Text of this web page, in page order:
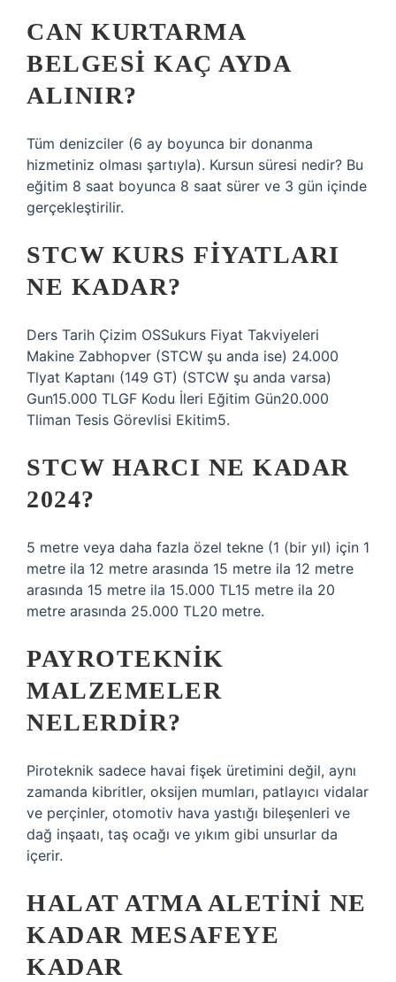
CAN KURTARMA
BELGESI KAÇ AYDA
ALINIR?
Tüm denizciler (6 ay boyunca bir donanma
hizmetiniz olması şartıyla). Kursun süresi nedir? Bu
eğitim 8 saat boyunca 8 saat sürer ve 3 gün içinde
gerçekleştirilir.
STCW KURS FIYATLARI
NE KADAR?
Ders Tarih Çizim OSSukurs Fiyat Takviyeleri
Makine Zabhopver (STCW şu anda ise) 24.000
Tlyat Kaptanı (149 GT) (STCW şu anda varsa)
Gun15.000 TLGF Kodu İleri Eğitim Gün20.000
Tliman Tesis Görevlisi Ekitim5.
STCW HARCI NE KADAR
2024?
5 metre veya daha fazla özel tekne (1 (bir yıl) için 1
metre ila 12 metre arasında 15 metre ila 12 metre
arasında 15 metre ila 15.000 TL15 metre ila 20
metre arasında 25.000 TL20 metre.
PAYROTEKNIK
MALZEMELER
NELERDIR?
Piroteknik sadece havai fişek üretimini değil, aynı
zamanda kibritler, oksijen mumları, patlayıcı vidalar
ve perçinler, otomotiv hava yastığı bileşenleri ve
dağ inşaatı, taş ocağı ve yıkım gibi unsurlar da
içerir.
HALAT ATMA ALETINI NE
KADAR MESAFEYE
KADAR